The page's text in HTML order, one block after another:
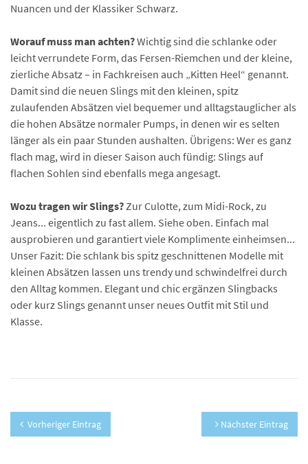
Nuancen und der Klassiker Schwarz.
Worauf muss man achten?Wichtig sind die schlanke oder
leicht verrundete Form, das Fersen-Riemchen und der kleine,
zierliche Absatz – in Fachkreisen auch „Kitten Heel“ genannt.
Damit sind die neuen Slings mit den kleinen, spitz
zulaufenden Absätzen viel bequemer und alltagstauglicher als
die hohen Absätze normaler Pumps, in denen wir es selten
länger als ein paar Stunden aushalten. Übrigens: Wer es ganz
flach mag, wird in dieser Saison auch fündig: Slings auf
flachen Sohlen sind ebenfalls mega angesagt.
Wozu tragen wir Slings? Zur Culotte, zum Midi-Rock, zu
Jeans... eigentlich zu fast allem. Siehe oben. Einfach mal
ausprobieren und garantiert viele Komplimente einheimsen...
Unser Fazit: Die schlank bis spitz geschnittenen Modelle mit
kleinen Absätzen lassen uns trendy und schwindelfrei durch
den Alltag kommen. Elegant und chic ergänzen Slingbacks
oder kurz Slings genannt unser neues Outfit mit Stil und
Klasse.
Vorheriger Eintrag Nächster Eintrag